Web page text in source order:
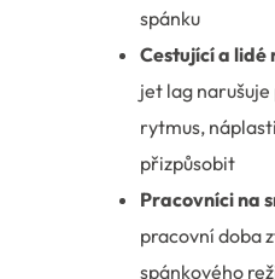
spánku
Cestující a lidé
jet lag
rytmus,
přizpůsobit
Pracovníci na
pracovní doba
spánkového